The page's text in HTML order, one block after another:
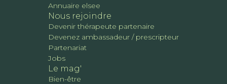
Annuaire elsee
Nous rejoindre
Devenir thérapeute partenaire
Devenez ambassadeur / prescripteur
Partenariat
Jobs
Le mag'
Bien-être